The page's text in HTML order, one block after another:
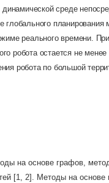
среде
планирования
реального времени.
робота остается не
робота по большой
на основе графов,
[1, 2]. Методы на